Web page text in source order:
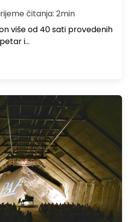
čitanja: 2min
više od 40 sati provedenih
i…